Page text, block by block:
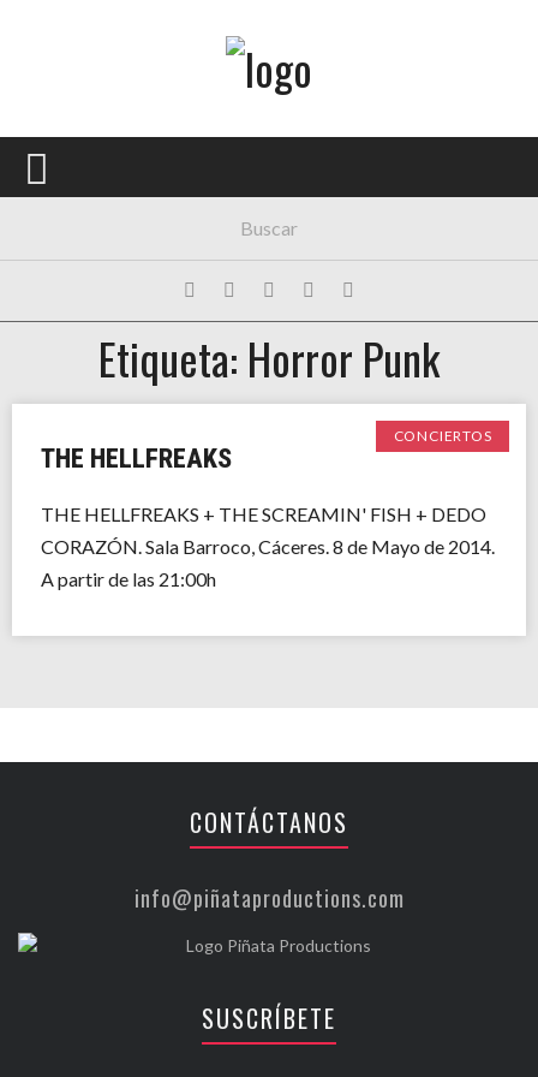
PORTADA
FESTIVALES
EXPOSICIONES
HISTORIAS
Etiqueta: Horror Punk
CONCIERTOS
THE HELLFREAKS
THE HELLFREAKS + THE SCREAMIN' FISH + DEDO
CORAZÓN. Sala Barroco, Cáceres. 8 de Mayo de 2014.
A partir de las 21:00h
CONTÁCTANOS
info@piñataproductions.com
SUSCRÍBETE